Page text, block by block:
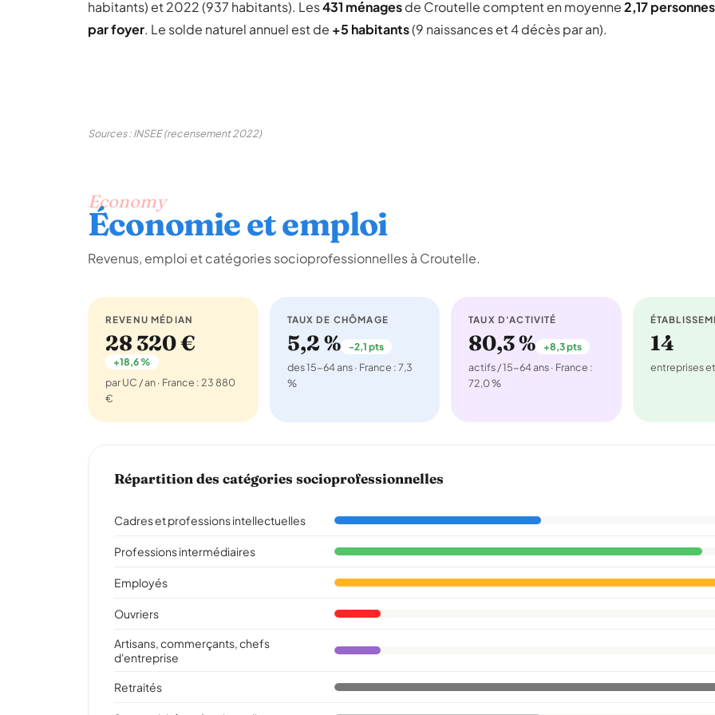
habitants) et 2022 (937 habitants). Les431 ménagesde Croutelle comptent en moyenne2,17 personnes
par foyer. Le solde naturel annuel est de +5 habitants(9 naissances et 4 décès par an).
Sources : INSEE (recensement 2022)
Economy
Économie et emploi
Revenus, emploi et catégories socioprofessionnelles à Croutelle.
REVENU MÉDIAN
28 320 €
+18,6 %
par UC / an · France : 23 880
€
TAUX DE CHÔMAGE
5,2 % -2,1 pts
des 15-64 ans · France : 7,3
%
TAUX D'ACTIVITÉ
80,3 % +8,3 pts
actifs / 15-64 ans · France :
72,0 %
14
entreprises
Répartition des catégories socioprofessionnelles
Cadres et professions intellectuelles
Professions intermédiaires
Employés
Ouvriers
Artisans, commerçants, chefs
d'entreprise
Retraités